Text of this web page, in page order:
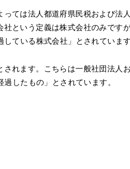
ては法人都道府県民税および法
という定義は株式会社のみです
ている株式会社」とされています
れます。こちらは一般社団法人
したもの」とされています。